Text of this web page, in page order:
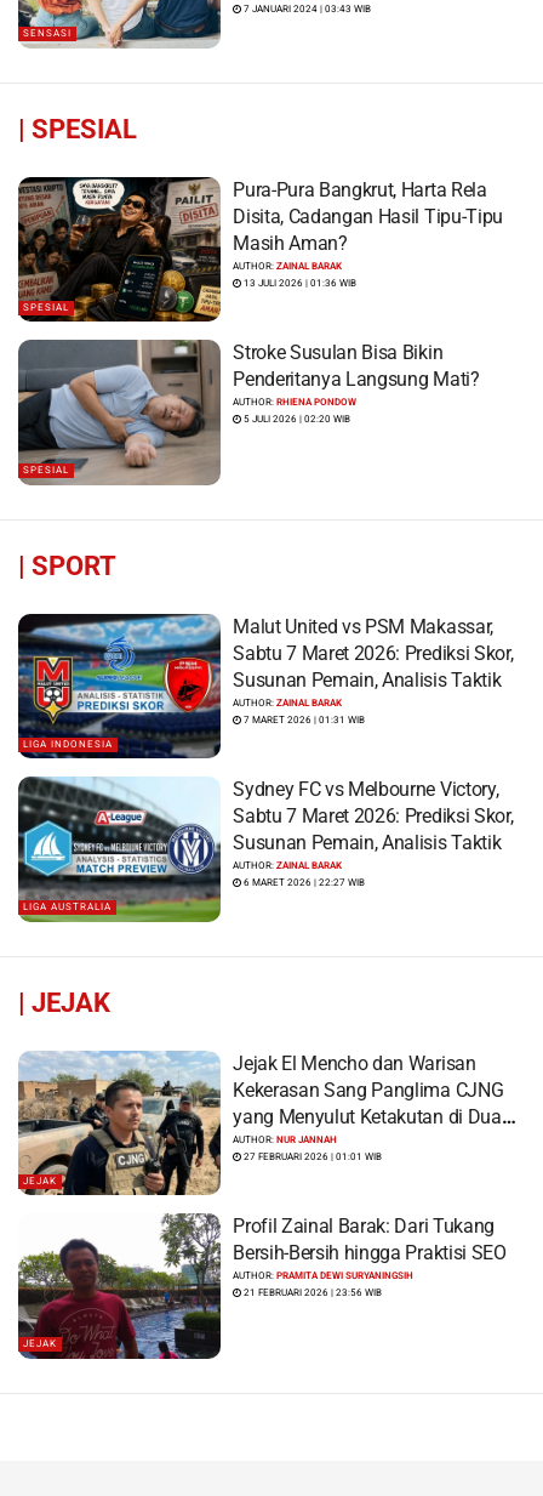
SENSASI
7 JANUARI 2024 | 03:43 WIB
| SPESIAL
SPESIAL
Pura-Pura Bangkrut, Harta Rela
Disita, Cadangan Hasil Tipu-Tipu
Masih Aman?
AUTHOR:ZAINAL BARAK
13 JULI 2026 | 01:36 WIB
SPESIAL
Stroke Susulan Bisa Bikin
Penderitanya Langsung Mati?
AUTHOR:RHIENA PONDOW
5 JULI 2026 | 02:20 WIB
| SPORT
LIGA INDONESIA
Malut United vs PSM Makassar,
Sabtu 7 Maret 2026: Prediksi Skor,
Susunan Pemain, Analisis Taktik
AUTHOR:ZAINAL BARAK
7 MARET 2026 | 01:31 WIB
LIGA AUSTRALIA
Sydney FC vs Melbourne Victory,
Sabtu 7 Maret 2026: Prediksi Skor,
Susunan Pemain, Analisis Taktik
AUTHOR:ZAINAL BARAK
6 MARET 2026 | 22:27 WIB
| JEJAK
JEJAK
Jejak El Mencho dan Warisan
Kekerasan Sang Panglima CJNG
yang Menyulut Ketakutan di Dua
Benua
AUTHOR:NUR JANNAH
27 FEBRUARI 2026 | 01:01 WIB
JEJAK
Profil Zainal Barak: Dari Tukang
Bersih-Bersih hingga Praktisi SEO
AUTHOR:PRAMITA DEWI SURYANINGSIH
21 FEBRUARI 2026 | 23:56 WIB